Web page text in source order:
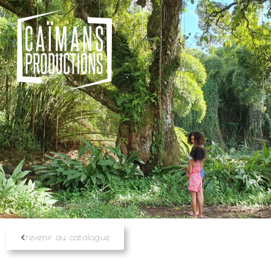
revenir au catalogue